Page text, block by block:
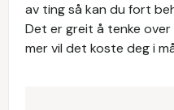
av ting så kan du fort
Det er greit å tenke
mer vil det koste deg i